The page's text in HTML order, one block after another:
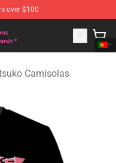
over $100
Merchandise
Camisolas